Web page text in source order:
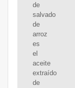
de
salvado
de
arroz
es
el
aceite
extraído
de